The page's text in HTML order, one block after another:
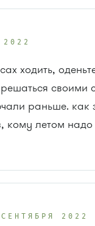
ходить,
своими
раньше. как
кому летом
2022